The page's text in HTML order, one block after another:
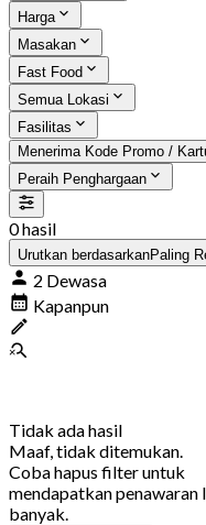
Harga
Masakan
Fast Food
Semua Lokasi
Fasilitas
Menerima Kode Promo /
Peraih Penghargaan
0 hasil
Urutkan berdasarkanPaling
2 Dewasa
Kapanpun
Tidak ada hasil
Maaf, tidak ditemukan.
Coba hapus filter untuk
mendapatkan penawaran
banyak.